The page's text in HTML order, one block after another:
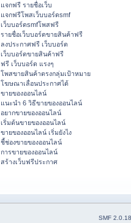
แจกฟรี รายชื่อเว็บ
แจกฟรีโพสเว็บบอร์ดsmf
เว็บบอร์ดsmfโพสฟรี
รายชื่อเว็บบอร์ดขายสินค้าฟรี
ลงประกาศฟรี เว็บบอร์ด
เว็บบอร์ดขายสินค้าฟรี
ฟรี เว็บบอร์ด แรงๆ
โพสขายสินค้าตรงกลุ่มเป้าหมาย
โฆษณาเลื่อนประกาศได้
ขายของออนไลน์
แนะนำ 6 วิธีขายของออนไลน์
อยากขายของออนไลน์
เริ่มต้นขายของออนไลน์
ขายของออนไลน์ เริ่มยังไง
ชี้ช่องขายของออนไลน์
การขายของออนไลน์
สร้างเว็บฟรีประกาศ
SMF 2.0.18